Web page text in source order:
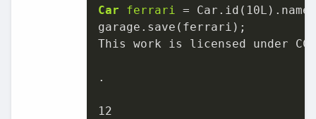
Car
ferrari = Car.id( 10L ).name(
garage.save(ferrari);
This work is licensed under CC
.
12